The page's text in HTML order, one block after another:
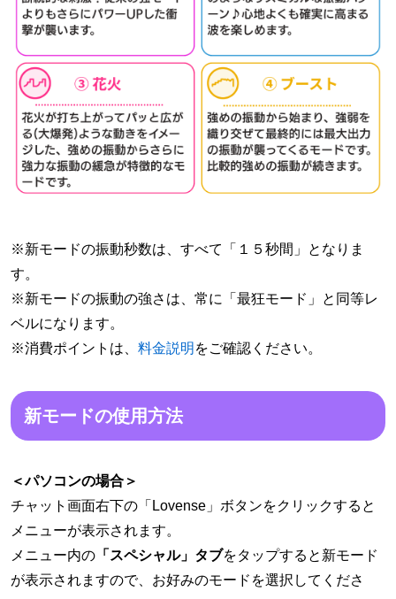
※新モードの振動秒数は、すべて「１５秒間」となりま
す。
※新モードの振動の強さは、常に「最狂モード」と同等レ
ベルになります。
※消費ポイントは、 料金説明 をご確認ください。
新モードの使用方法
＜パソコンの場合＞
チャット画面右下の「Lovense」ボタンをクリックすると
メニューが表示されます。
メニュー内の 「スペシャル」タブをタップすると新モード
が表示されますので、お好みのモードを選択してくださ